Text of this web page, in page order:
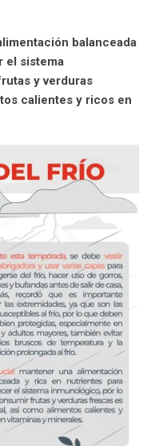
balanceada
el sistema
y verduras
calientes y ricos en